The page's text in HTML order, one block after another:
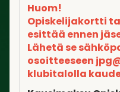
Huom!
Opiskelijakortti
esittää ennen
Lähetä se
osoitteeseen
klubitalolla